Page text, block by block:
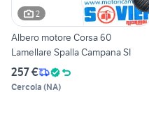
2
Albero motore Corsa 60
Lamellare Spalla Campana SI
257 €
Cercola (NA)